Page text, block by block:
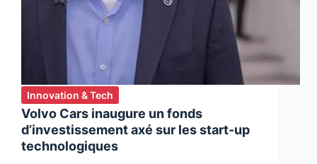
Innovation & Tech
Volvo Cars inaugure un fonds
d’investissement axé sur les start-up
technologiques